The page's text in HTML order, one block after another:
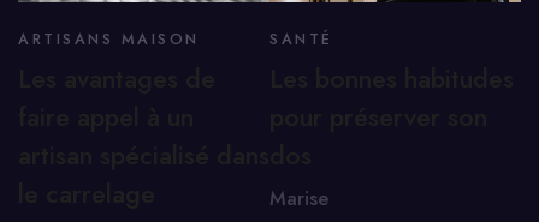
ARTISANS MAISON SANTÉ
Marise